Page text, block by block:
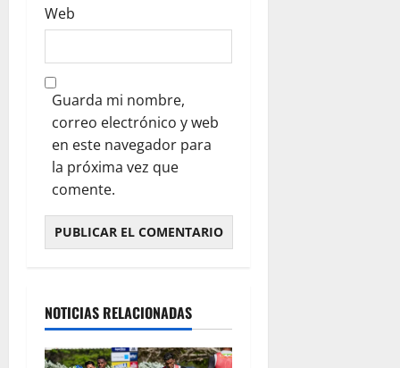
Web
Guarda mi nombre,
correo electrónico y web
en este navegador para
la próxima vez que
comente.
NOTICIAS RELACIONADAS